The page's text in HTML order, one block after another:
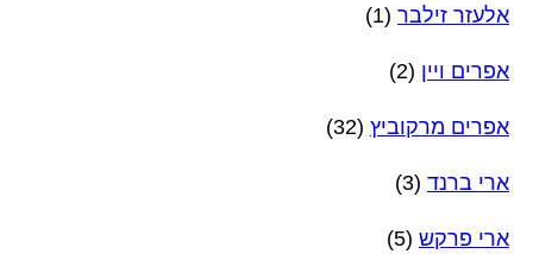
אלעזר זילבר (1)
אפרים ויין (2)
אפרים מרקוביץ (32)
ארי ברנד (3)
ארי פרקש (5)